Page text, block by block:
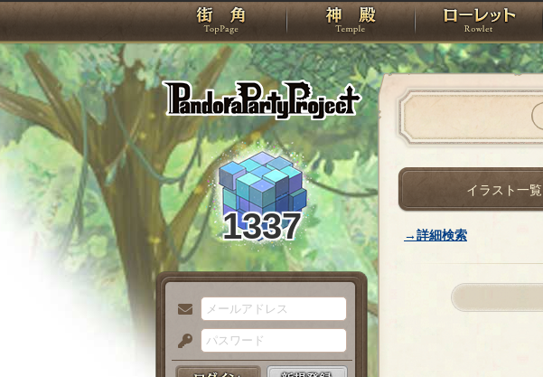
PandoraPartyProject
TOP 神殿
1337
メ
ー
パ
イラスト一覧
→詳細検索